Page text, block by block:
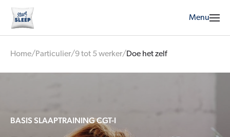
Menu
Home/ Particulier/9 tot 5 werker/Doe het zelf
BASIS SLAAPTRAINING CGT-I